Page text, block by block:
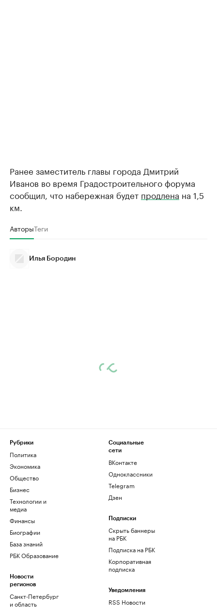
Ранее заместитель главы города Дмитрий
Иванов во время Градостроительного форума
сообщил, что набережная будет продлена на 1,5
км.
АвторыТеги
Илья Бородин
Рубрики
Политика
Экономика
Общество
Бизнес
Технологии и
медиа
Финансы
Биографии
База знаний
РБК Образование
Новости
регионов
Санкт-Петербург
и область
Социальные
сети
ВКонтакте
Одноклассники
Telegram
Дзен
Подписки
Скрыть баннеры
на РБК
Подписка на РБК
Корпоративная
подписка
Уведомления
RSS Новости